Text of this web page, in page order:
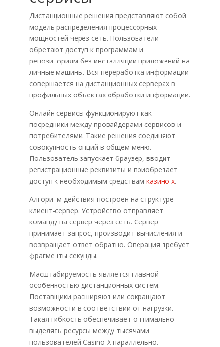
Дистанционные решения представляют собой
модель распределения процессорных
мощностей через сеть. Пользователи
обретают доступ к программам и
репозиториям без инсталляции приложений на
личные машины. Вся переработка информации
совершается на дистанционных серверах в
профильных объектах обработки информации.
Онлайн сервисы функционируют как
посредники между провайдерами сервисов и
потребителями. Такие решения соединяют
совокупность опций в общем меню.
Пользователь запускает браузер, вводит
регистрационные реквизиты и приобретает
доступ к необходимым средствам казино х.
Алгоритм действия построен на структуре
клиент-сервер. Устройство отправляет
команду на сервер через сеть. Сервер
принимает запрос, производит вычисления и
возвращает ответ обратно. Операция требует
фрагменты секунды.
Масштабируемость является главной
особенностью дистанционных систем.
Поставщики расширяют или сокращают
возможности в соответствии от нагрузки.
Такая гибкость обеспечивает оптимально
выделять ресурсы между тысячами
пользователей Casino-X параллельно.